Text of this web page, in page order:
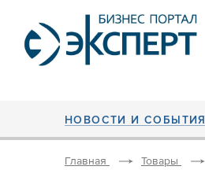
НОВОСТИ И СОБЫТИЯ
Главная Товары